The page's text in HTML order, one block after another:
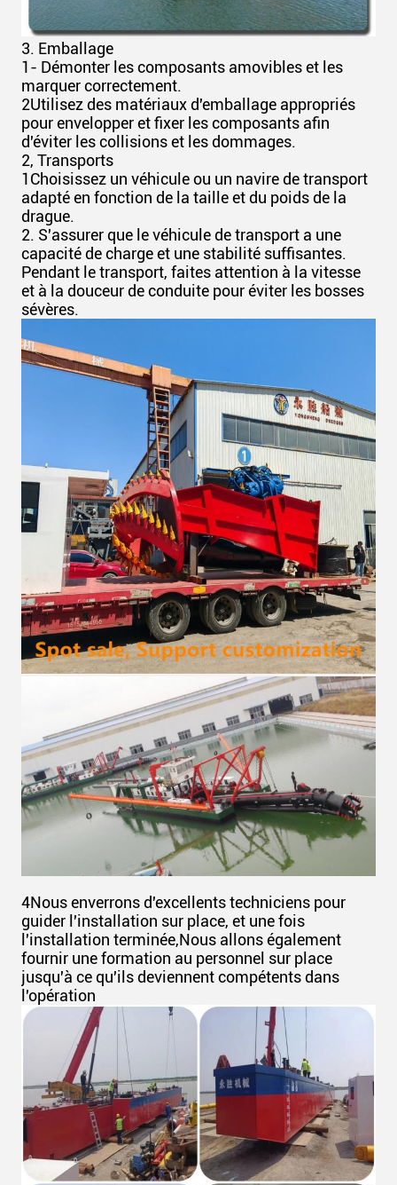
3. Emballage
1- Démonter les composants amovibles et les
marquer correctement.
2Utilisez des matériaux d'emballage appropriés
pour envelopper et fixer les composants afin
d'éviter les collisions et les dommages.
2, Transports
1Choisissez un véhicule ou un navire de transport
adapté en fonction de la taille et du poids de la
drague.
2. S'assurer que le véhicule de transport a une
capacité de charge et une stabilité suffisantes.
Pendant le transport, faites attention à la vitesse
et à la douceur de conduite pour éviter les bosses
sévères.
4Nous enverrons d'excellents techniciens pour
guider l'installation sur place, et une fois
l'installation terminée,Nous allons également
fournir une formation au personnel sur place
jusqu'à ce qu'ils deviennent compétents dans
l'opération